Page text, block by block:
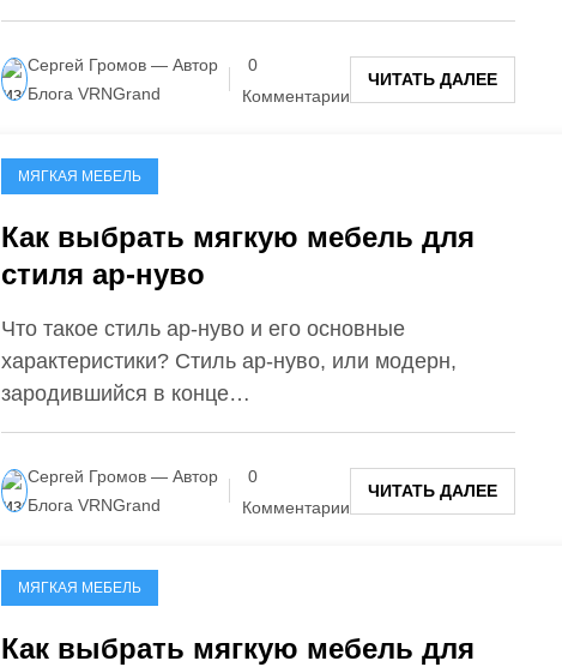
Сергей Громов — Автор
Блога VRNGrand
0
Комментарии
ЧИТАТЬ ДАЛЕЕ
МЯГКАЯ МЕБЕЛЬ
Как выбрать мягкую мебель для
стиля ар-нуво
Что такое стиль ар-нуво и его основные
характеристики? Стиль ар-нуво, или модерн,
зародившийся в конце…
Сергей Громов — Автор
Блога VRNGrand
0
Комментарии
ЧИТАТЬ ДАЛЕЕ
МЯГКАЯ МЕБЕЛЬ
Как выбрать мягкую мебель для